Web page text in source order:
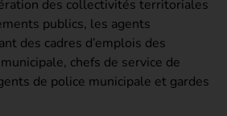
des collectivités territoriales
publics, les agents
des cadres d’emplois des
chefs de service de
de police municipale et gardes